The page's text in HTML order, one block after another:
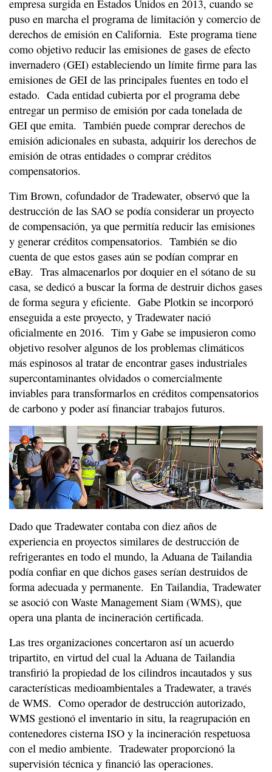
empresa surgida en Estados Unidos en 2013, cuando se
puso en marcha el programa de limitación y comercio de
derechos de emisión en California. Este programa tiene
como objetivo reducir las emisiones de gases de efecto
invernadero (GEI) estableciendo un límite firme para las
emisiones de GEI de las principales fuentes en todo el
estado. Cada entidad cubierta por el programa debe
entregar un permiso de emisión por cada tonelada de
GEI que emita. También puede comprar derechos de
emisión adicionales en subasta, adquirir los derechos de
emisión de otras entidades o comprar créditos
compensatorios.
Tim Brown, cofundador de Tradewater, observó que la
destrucción de las SAO se podía considerar un proyecto
de compensación, ya que permitía reducir las emisiones
y generar créditos compensatorios. También se dio
cuenta de que estos gases aún se podían comprar en
eBay. Tras almacenarlos por doquier en el sótano de su
casa, se dedicó a buscar la forma de destruir dichos gases
de forma segura y eficiente. Gabe Plotkin se incorporó
enseguida a este proyecto, y Tradewater nació
oficialmente en 2016. Tim y Gabe se impusieron como
objetivo resolver algunos de los problemas climáticos
más espinosos al tratar de encontrar gases industriales
supercontaminantes olvidados o comercialmente
inviables para transformarlos en créditos compensatorios
de carbono y poder así financiar trabajos futuros.
Dado que Tradewater contaba con diez años de
experiencia en proyectos similares de destrucción de
refrigerantes en todo el mundo, la Aduana de Tailandia
podía confiar en que dichos gases serían destruidos de
forma adecuada y permanente. En Tailandia, Tradewater
se asoció con Waste Management Siam (WMS), que
opera una planta de incineración certificada.
Las tres organizaciones concertaron así un acuerdo
tripartito, en virtud del cual la Aduana de Tailandia
transfirió la propiedad de los cilindros incautados y sus
características medioambientales a Tradewater, a través
de WMS. Como operador de destrucción autorizado,
WMS gestionó el inventario in situ, la reagrupación en
contenedores cisterna ISO y la incineración respetuosa
con el medio ambiente. Tradewater proporcionó la
supervisión técnica y financió las operaciones.